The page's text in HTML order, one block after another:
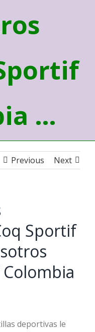
…
Previous Next
Sportif
deportivas le